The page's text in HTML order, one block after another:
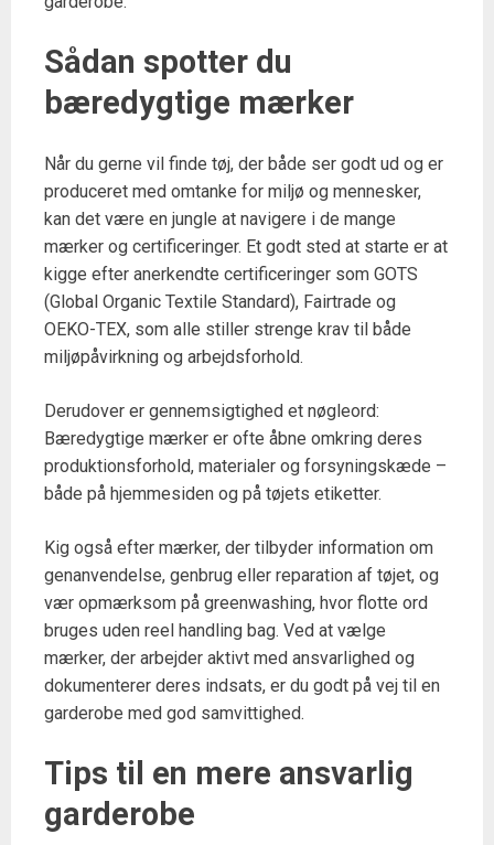
Sådan spotter du
bæredygtige mærker
Når du gerne vil finde tøj, der både ser godt ud og er
produceret med omtanke for miljø og mennesker,
kan det være en jungle at navigere i de mange
mærker og certificeringer. Et godt sted at starte er at
kigge efter anerkendte certificeringer som GOTS
(Global Organic Textile Standard), Fairtrade og
OEKO-TEX, som alle stiller strenge krav til både
miljøpåvirkning og arbejdsforhold.
Derudover er gennemsigtighed et nøgleord:
Bæredygtige mærker er ofte åbne omkring deres
produktionsforhold, materialer og forsyningskæde –
både på hjemmesiden og på tøjets etiketter.
Kig også efter mærker, der tilbyder information om
genanvendelse, genbrug eller reparation af tøjet, og
vær opmærksom på greenwashing, hvor flotte ord
bruges uden reel handling bag. Ved at vælge
mærker, der arbejder aktivt med ansvarlighed og
dokumenterer deres indsats, er du godt på vej til en
garderobe med god samvittighed.
Tips til en mere ansvarlig
garderobe